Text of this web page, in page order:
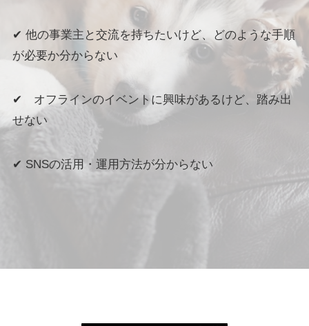
✔︎ 他の事業主と交流を持ちたいけど、どのような手順
が必要か分からない
✔︎ オフラインのイベントに興味があるけど、踏み出
せない
✔︎ SNSの活用・運用方法が分からない